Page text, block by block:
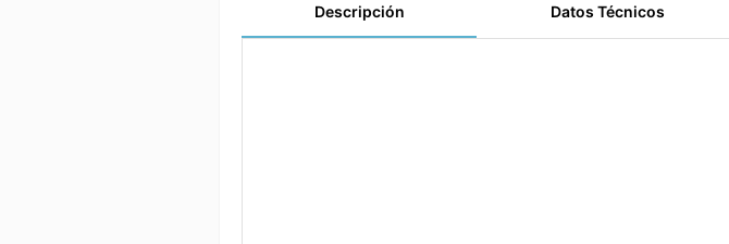
Descripción Datos Técnicos